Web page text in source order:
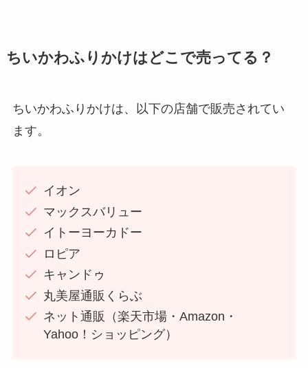
ちいかわふりかけはどこで売ってる？
ちいかわふりかけは、以下の店舗で販売されてい
ます。
イオン
マックスバリュー
イトーヨーカドー
ロピア
キャンドゥ
丸美屋通販くらぶ
ネット通販（楽天市場・Amazon・
Yahoo！ショッピング）